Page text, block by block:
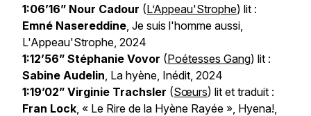
1:06’16” Nour Cadour (L’Appeau'Strophe) lit :
Emné Nasereddine, Je suis l'homme aussi,
L'Appeau'Strophe, 2024
1:12’56” Stéphanie Vovor (Poétesses Gang) lit :
Sabine Audelin, La hyène, Inédit, 2024
1:19’02” Virginie Trachsler (Sœurs) lit et traduit :
Fran Lock, « Le Rire de la Hyène Rayée », Hyena!,